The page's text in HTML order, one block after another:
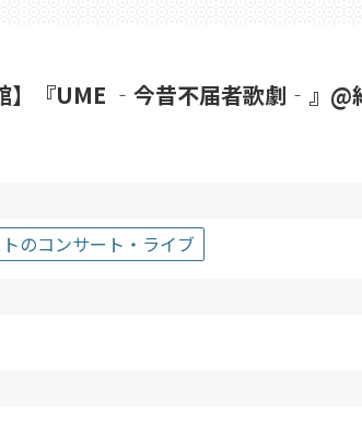
】『UME ‐今昔不届者歌劇‐』
のコンサート・ライブ